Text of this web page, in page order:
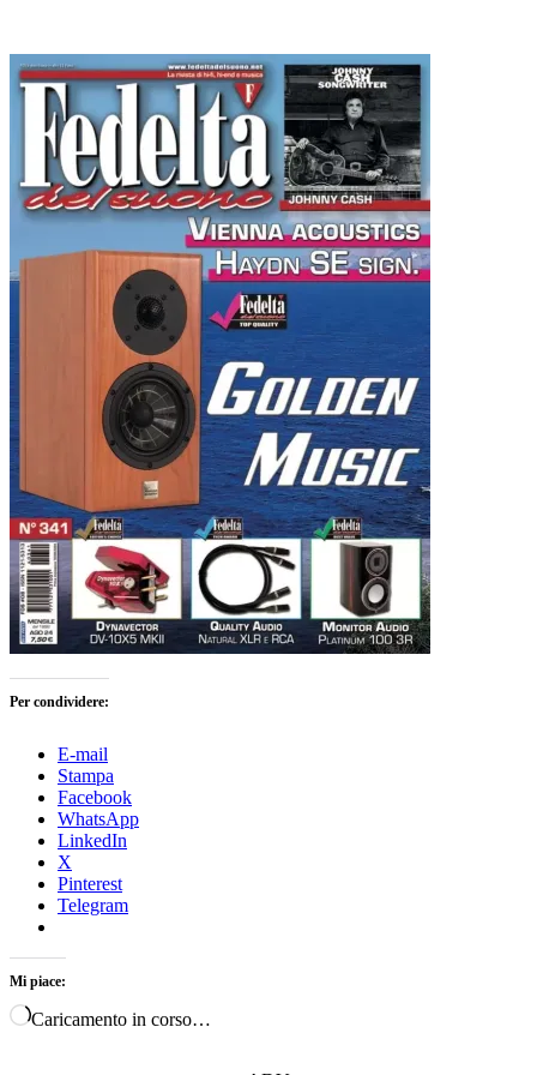
Per condividere:
E-mail
Stampa
Facebook
WhatsApp
LinkedIn
X
Pinterest
Telegram
Mi piace:
Caricamento in corso…